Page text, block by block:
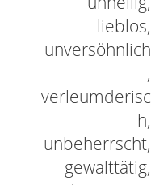
lieblos,
unversöhnlich
,
verleumderisc
h,
unbeherrscht,
gewalttätig,